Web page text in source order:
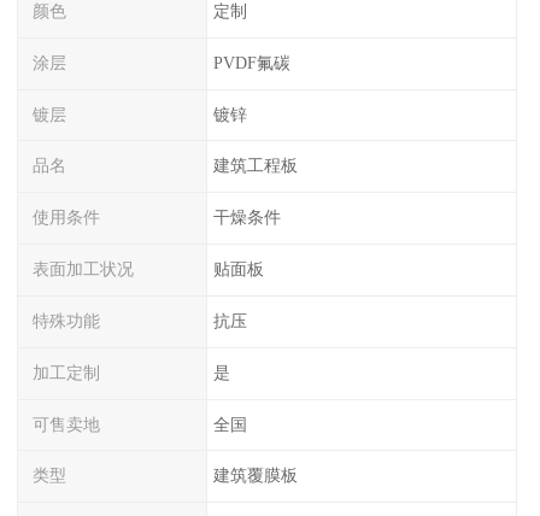
颜色 定制
涂层 PVDF氟碳
镀层 镀锌
品名 建筑工程板
使用条件 干燥条件
表面加工状况 贴面板
特殊功能 抗压
加工定制 是
可售卖地 全国
类型 建筑覆膜板